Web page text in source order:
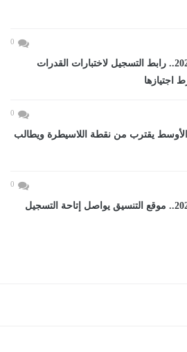
0
تنسيق الجامعات 2026.. رابط التسجيل لاختبارات القدرات
اجتيازها
0
يقترب من نقطة اللاسيطرة ويطالب
0
تنسيق الجامعات 2026.. موقع التنسيق يواصل إتاحة التسجيل